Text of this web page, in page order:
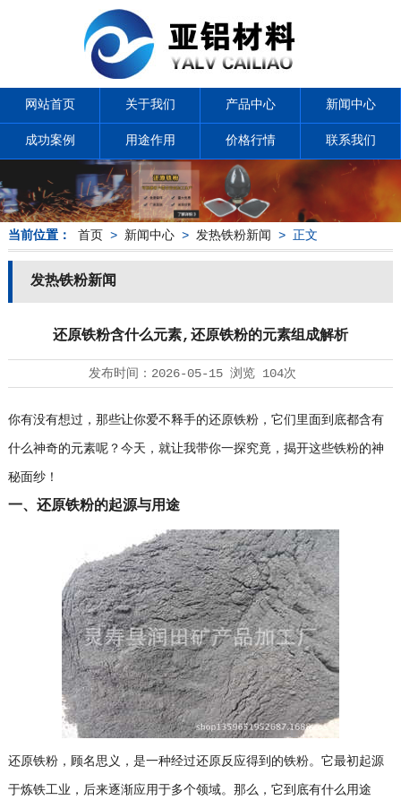
网站首页 关于我们 产品中心 新闻中心
成功案例 用途作用 价格行情 联系我们
当前位置： 首页 > 新闻中心> 发热铁粉新闻 > 正文
发热铁粉新闻
还原铁粉含什么元素,还原铁粉的元素组成解析
发布时间： 2026-05-15浏览 104次
你有没有想过，那些让你爱不释手的还原铁粉，它们里面到底都含有
什么神奇的元素呢？今天，就让我带你一探究竟，揭开这些铁粉的神
秘面纱！
一、还原铁粉的起源与用途
还原铁粉，顾名思义，是一种经过还原反应得到的铁粉。它最初起源
于炼铁工业，后来逐渐应用于多个领域。那么，它到底有什么用途